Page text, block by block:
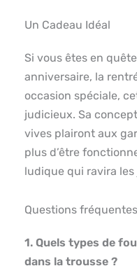
Un Cadeau Idéal
Si vous êtes en
anniversaire, la
occasion spéciale,
judicieux. Sa
vives plairont aux
plus d’être
ludique qui ravira
Questions fréquentes
1. Quels types de
dans la trousse ?